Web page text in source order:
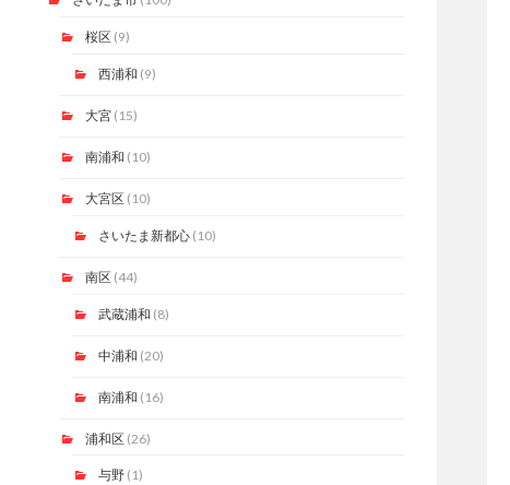
桜区(9)
西浦和 (9)
大宮(15)
南浦和 (10)
大宮区(10)
さいたま新都心(10)
南区(44)
武蔵浦和 (8)
中浦和 (20)
南浦和 (16)
浦和区(26)
与野(1)